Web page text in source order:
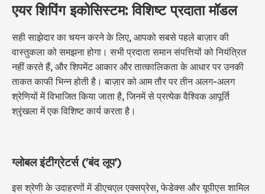
एयर शिपिंग इकोसिस्टम: विशिष्ट प्रदाता मॉडल
सही साझेदार का चयन करने के लिए, आपको सबसे पहले बाज़ार की
वास्तुकला को समझना होगा। सभी प्रदाता समान संपत्तियों को नियंत्रित
नहीं करते हैं, और शिपमेंट आकार और तात्कालिकता के आधार पर उनकी
ताकत काफी भिन्न होती है। बाज़ार को आम तौर पर तीन अलग-अलग
श्रेणियों में विभाजित किया जाता है, जिनमें से प्रत्येक वैश्विक आपूर्ति
श्रृंखला में एक विशिष्ट कार्य करता है।
ग्लोबल इंटीग्रेटर्स ('बंद लूप')
इस श्रेणी के उदाहरणों में डीएचएल एक्सप्रेस, फेडेक्स और यूपीएस शामिल